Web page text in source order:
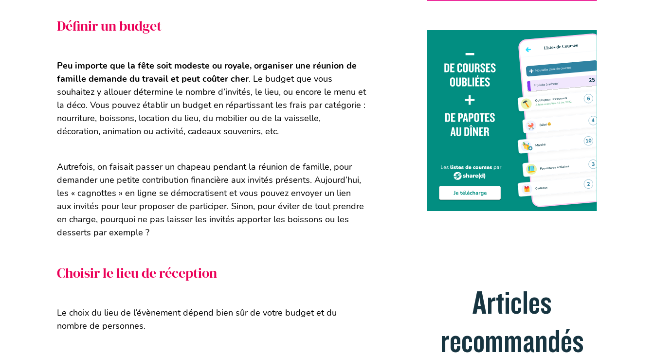
Définir un budget
Peu importe que la fête soit modeste ou royale, organiser une réunion de
famille demande du travail et peut coûter cher. Le budget que vous
souhaitez y allouer détermine le nombre d’invités, le lieu, ou encore le menu et
la déco. Vous pouvez établir un budget en répartissant les frais par catégorie :
nourriture, boissons, location du lieu, du mobilier ou de la vaisselle,
décoration, animation ou activité, cadeaux souvenirs, etc.
Autrefois, on faisait passer un chapeau pendant la réunion de famille, pour
demander une petite contribution financière aux invités présents. Aujourd’hui,
les « cagnottes » en ligne se démocratisent et vous pouvez envoyer un lien
aux invités pour leur proposer de participer. Sinon, pour éviter de tout prendre
en charge, pourquoi ne pas laisser les invités apporter les boissons ou les
desserts par exemple ?
Choisir le lieu de réception
Le choix du lieu de l’évènement dépend bien sûr de votre budget et du
nombre de personnes.
Articles
recommandés